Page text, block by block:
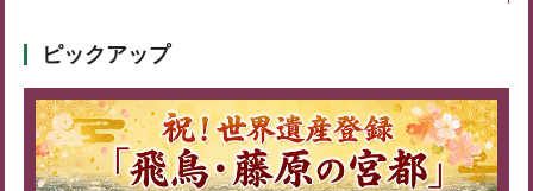
ピックアップ